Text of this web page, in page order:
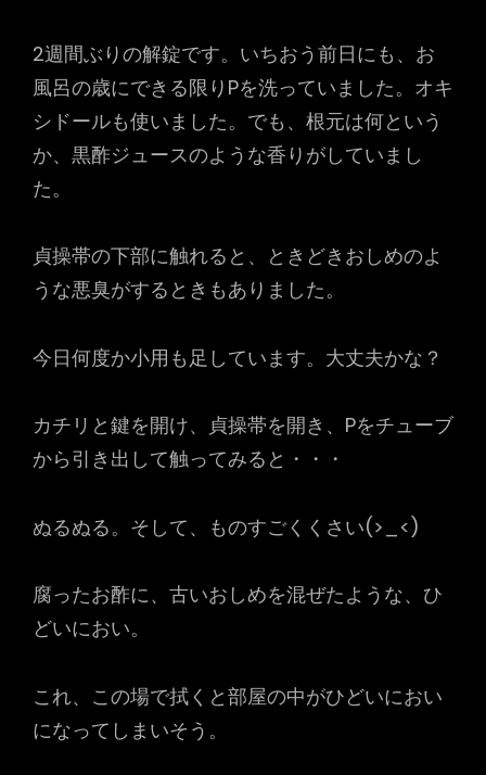
2週間ぶりの解錠です。いちおう前日にも、お
風呂の歳にできる限りPを洗っていました。オキ
シドールも使いました。でも、根元は何という
か、黒酢ジュースのような香りがしていまし
た。
貞操帯の下部に触れると、ときどきおしめのよ
うな悪臭がするときもありました。
今日何度か小用も足しています。大丈夫かな？
カチリと鍵を開け、貞操帯を開き、Pをチューブ
から引き出して触ってみると・・・
ぬるぬる。そして、ものすごくくさい(>_<)
腐ったお酢に、古いおしめを混ぜたような、ひ
どいにおい。
これ、この場で拭くと部屋の中がひどいにおい
になってしまいそう。